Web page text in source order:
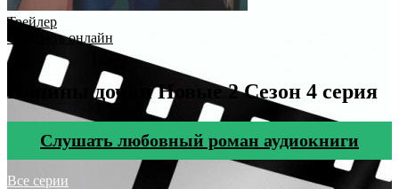
Трейлер
Смотреть онлайн
Папины дочки Новые 2 Сезон 4 серия
Cлушать любовный роман аудиокниги
Все серии